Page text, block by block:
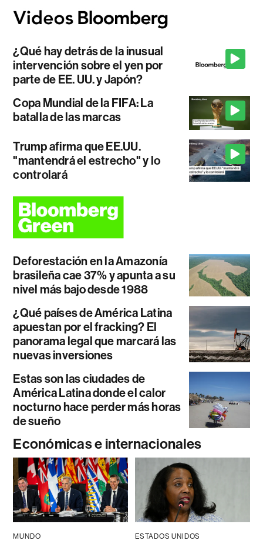
¿Qué hay detrás de la inusual
intervención sobre el yen por
parte de EE. UU. y Japón?
Copa Mundial de la FIFA: La
batalla de las marcas
Trump afirma que EE.UU.
"mantendrá el estrecho" y lo
controlará
Deforestación en la Amazonía
brasileña cae 37% y apunta a su
nivel más bajo desde 1988
¿Qué países de América Latina
apuestan por el fracking? El
panorama legal que marcará las
nuevas inversiones
Estas son las ciudades de
América Latina donde el calor
nocturno hace perder más horas
de sueño
Económicas e internacionales
MUNDO ESTADOS UNIDOS